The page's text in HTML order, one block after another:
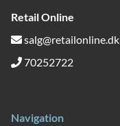
Retail Online
salg@retailonline.dk
70252722
Navigation